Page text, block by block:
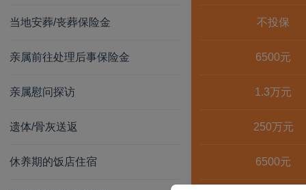
当地安葬/丧葬保险金
亲属前往处理后事保险金
亲属慰问探访
遗体/骨灰送返
休养期的饭店住宿
不投保
6500元
1.3万元
250万元
6500元